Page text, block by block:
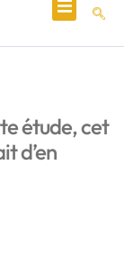
étude, cet
d’en